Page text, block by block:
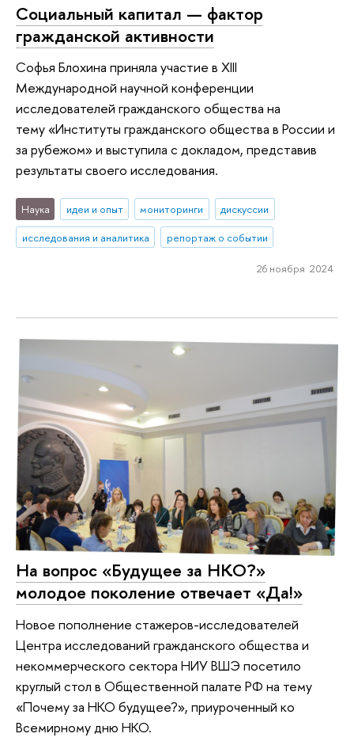
Социальный капитал — фактор
гражданской активности
Софья Блохина приняла участие в XIII
Международной научной конференции
исследователей гражданского общества на
тему «Институты гражданского общества в России и
за рубежом» и выступила с докладом, представив
результаты своего исследования.
Наука идеи и опыт мониторинги
дискуссии
исследования и аналитика
репортаж о событии
26 ноября 2024
На вопрос «Будущее за НКО?»
молодое поколение отвечает «Да!»
Новое пополнение стажеров-исследователей
Центра исследований гражданского общества и
некоммерческого сектора НИУ ВШЭ посетило
круглый стол в Общественной палате РФ на тему
«Почему за НКО будущее?», приуроченный ко
Всемирному дню НКО.